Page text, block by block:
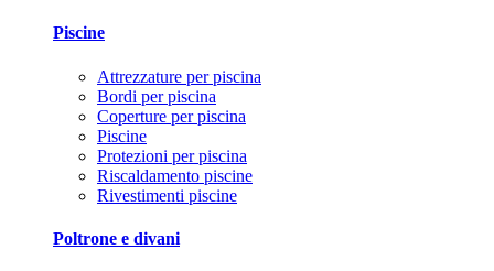
Piscine
Attrezzature per piscina
Bordi per piscina
Coperture per piscina
Piscine
Protezioni per piscina
Riscaldamento piscine
Rivestimenti piscine
Poltrone e divani